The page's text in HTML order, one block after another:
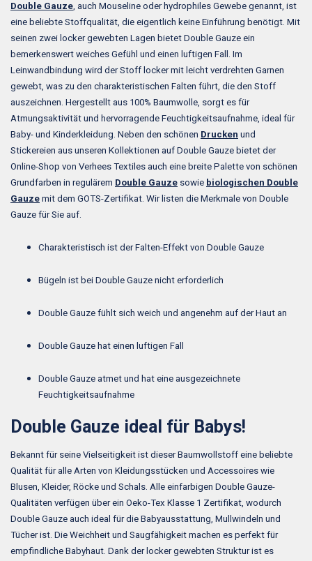
Double Gauze, auch Mouseline oder hydrophiles Gewebe genannt, ist
eine beliebte Stoffqualität, die eigentlich keine Einführung benötigt. Mit
seinen zwei locker gewebten Lagen bietet Double Gauze ein
bemerkenswert weiches Gefühl und einen luftigen Fall. Im
Leinwandbindung wird der Stoff locker mit leicht verdrehten Garnen
gewebt, was zu den charakteristischen Falten führt, die den Stoff
auszeichnen. Hergestellt aus 100% Baumwolle, sorgt es für
Atmungsaktivität und hervorragende Feuchtigkeitsaufnahme, ideal für
Baby- und Kinderkleidung. Neben den schönen Drucken und
Stickereien aus unseren Kollektionen auf Double Gauze bietet der
Online-Shop von Verhees Textiles auch eine breite Palette von schönen
Grundfarben in regulärem Double Gauze sowie biologischen Double
Gauze mit dem GOTS-Zertifikat. Wir listen die Merkmale von Double
Gauze für Sie auf.
Charakteristisch ist der Falten-Effekt von Double Gauze
Bügeln ist bei Double Gauze nicht erforderlich
Double Gauze fühlt sich weich und angenehm auf der Haut an
Double Gauze hat einen luftigen Fall
Double Gauze atmet und hat eine ausgezeichnete
Feuchtigkeitsaufnahme
Double Gauze ideal für Babys!
Bekannt für seine Vielseitigkeit ist dieser Baumwollstoff eine beliebte
Qualität für alle Arten von Kleidungsstücken und Accessoires wie
Blusen, Kleider, Röcke und Schals. Alle einfarbigen Double Gauze-
Qualitäten verfügen über ein Oeko-Tex Klasse 1 Zertifikat, wodurch
Double Gauze auch ideal für die Babyausstattung, Mullwindeln und
Tücher ist. Die Weichheit und Saugfähigkeit machen es perfekt für
empfindliche Babyhaut. Dank der locker gewebten Struktur ist es